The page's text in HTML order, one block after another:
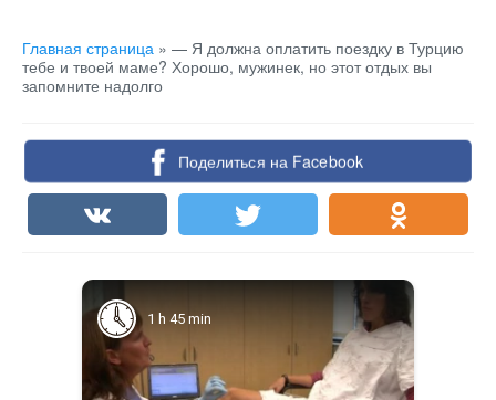
Главная страница » — Я должна оплатить поездку в Турцию
тебе и твоей маме? Хорошо, мужинек, но этот отдых вы
запомните надолго
Поделиться на Facebook
1 h 45 min